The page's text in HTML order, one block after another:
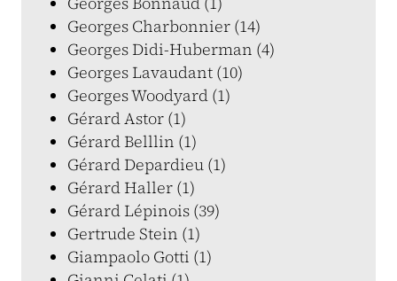
Georges Charbonnier (14)
Georges Didi-Huberman (4)
Georges Lavaudant (10)
Georges Woodyard (1)
Gérard Astor (1)
Gérard Belllin (1)
Gérard Depardieu (1)
Gérard Haller (1)
Gérard Lépinois (39)
Gertrude Stein (1)
Giampaolo Gotti (1)